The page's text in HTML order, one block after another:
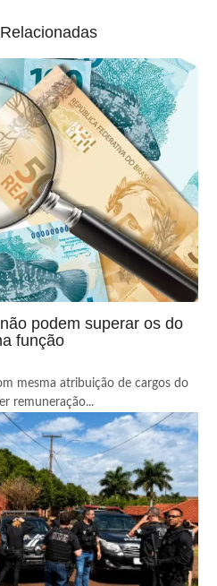
podem superar os do
função
mesma atribuição de cargos do
remuneração...